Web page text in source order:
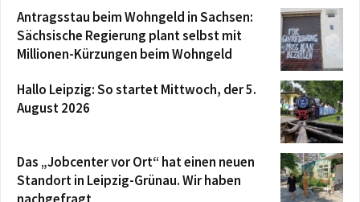
Antragsstau beim Wohngeld in Sachsen:
Sächsische Regierung plant selbst mit
Millionen-Kürzungen beim Wohngeld
Hallo Leipzig: So startet Mittwoch, der 5.
August 2026
Das „Jobcenter vor Ort“ hat einen neuen
Standort in Leipzig-Grünau. Wir haben
nachgefragt